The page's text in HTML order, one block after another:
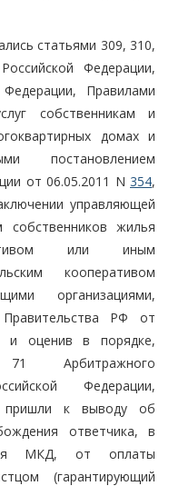
статьями 309, 310,
Федерации,
Правилами
собственникам и
домах и
постановлением
от 06.05.2011 N 354,
управляющей
собственников жилья
или иным
кооперативом
организациями,
РФ от
и оценив в порядке,
71 Арбитражного
Федерации,
пришли к выводу об
ответчика, в
МКД, от оплаты
(гарантирующий